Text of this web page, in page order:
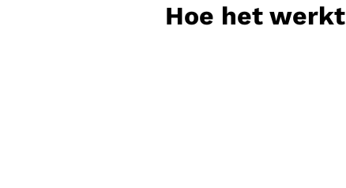
Hoe het werkt